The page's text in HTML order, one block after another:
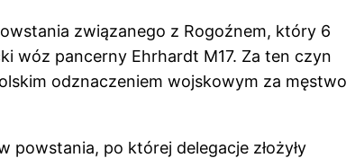
związanego z Rogoźnem, który 6
wóz pancerny Ehrhardt M17. Za ten czyn
odznaczeniem wojskowym za męstwo
powstania, po której delegacje złożyły